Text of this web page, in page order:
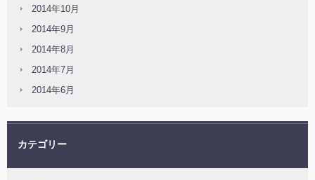
2014年10月
2014年9月
2014年8月
2014年7月
2014年6月
カテゴリー